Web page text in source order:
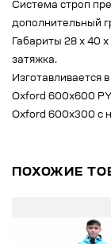
Система строп
дополнительный
Габариты 28 х 40
затяжка.
Изготавливается
Oxford 600x600
Oxford 600x300 с
ПОХОЖИЕ